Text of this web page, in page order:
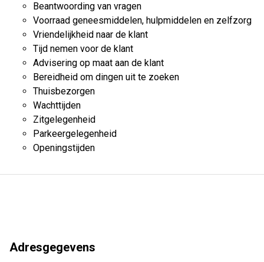
Beantwoording van vragen
Voorraad geneesmiddelen, hulpmiddelen en zelfzorg
Vriendelijkheid naar de klant
Tijd nemen voor de klant
Advisering op maat aan de klant
Bereidheid om dingen uit te zoeken
Thuisbezorgen
Wachttijden
Zitgelegenheid
Parkeergelegenheid
Openingstijden
Adresgegevens